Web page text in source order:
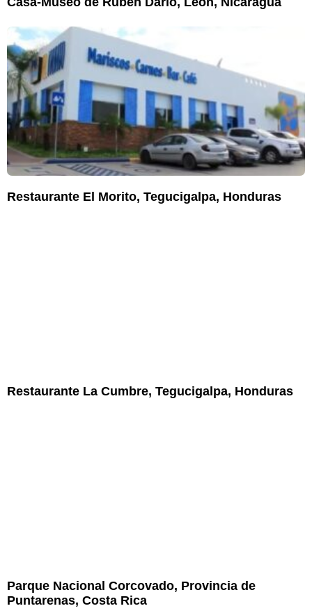
Restaurante El Morito, Tegucigalpa, Honduras
Restaurante La Cumbre, Tegucigalpa, Honduras
Parque Nacional Corcovado, Provincia de
Puntarenas, Costa Rica